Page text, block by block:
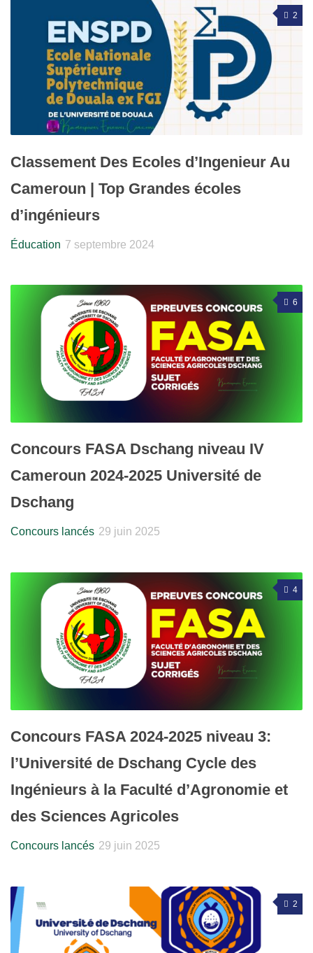
2
Classement Des Ecoles d’Ingenieur Au
Cameroun | Top Grandes écoles
d’ingénieurs
Éducation 7 septembre 2024
6
Concours FASA Dschang niveau IV
Cameroun 2024-2025 Université de
Dschang
Concours lancés 29 juin 2025
4
Concours FASA 2024-2025 niveau 3:
l’Université de Dschang Cycle des
Ingénieurs à la Faculté d’Agronomie et
des Sciences Agricoles
Concours lancés 29 juin 2025
2